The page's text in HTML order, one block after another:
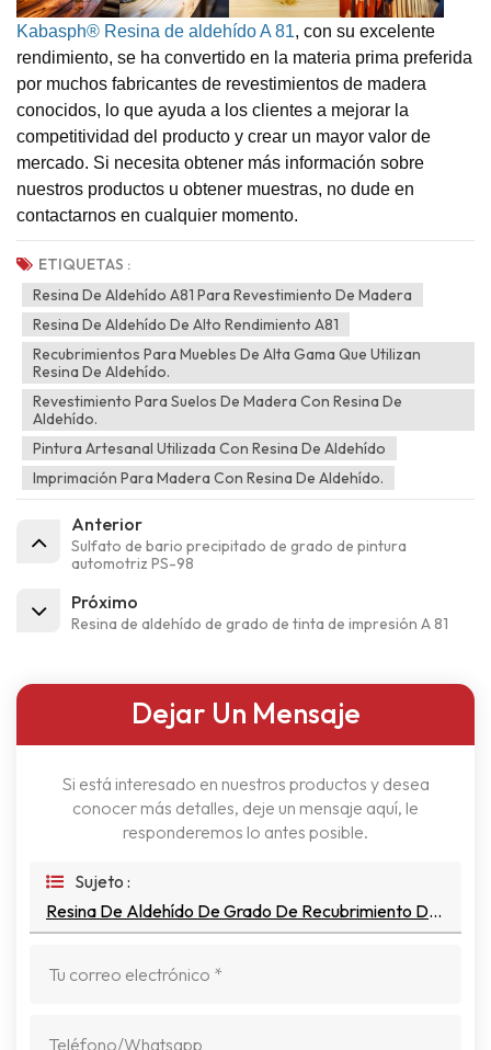
Kabasph® Resina de aldehído A 81, con su excelente
rendimiento, se ha convertido en la materia prima preferida
por muchos fabricantes de revestimientos de madera
conocidos, lo que ayuda a los clientes a mejorar la
competitividad del producto y crear un mayor valor de
mercado. Si necesita obtener más información sobre
nuestros productos u obtener muestras, no dude en
contactarnos en cualquier momento.
ETIQUETAS :
Resina De Aldehído A81 Para Revestimiento De Madera
Resina De Aldehído De Alto Rendimiento A81
Recubrimientos Para Muebles De Alta Gama Que Utilizan
Resina De Aldehído.
Revestimiento Para Suelos De Madera Con Resina De
Aldehído.
Pintura Artesanal Utilizada Con Resina De Aldehído
Imprimación Para Madera Con Resina De Aldehído.
Anterior
Sulfato de bario precipitado de grado de pintura
automotriz PS-98
Próximo
Resina de aldehído de grado de tinta de impresión A 81
Dejar Un Mensaje
Si está interesado en nuestros productos y desea
conocer más detalles, deje un mensaje aquí, le
responderemos lo antes posible.
Sujeto :
Resina De Aldehído De Grado De Recubrimiento De Madera A 81